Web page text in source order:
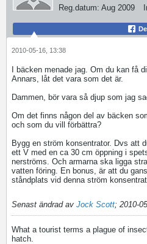
Reg.datum: Aug 2009
2010-05-16, 13:38
I bäcken menade jag. Om du kan få
Annars, låt det vara som det är.
Dammen, bör vara så djup som jag
Om det finns någon del av bäcken
och som du vill förbättra?
Bygg en ström konsentrator. Dvs att
ett V med en ca 30 cm öppning i
nerströms. Och armarna ska ligga
vatten föring. En bonus, är att du
ståndplats vid denna ström
Senast ändrad av Jock Scott; 2010-
What a tourist terms a plague of
hatch.